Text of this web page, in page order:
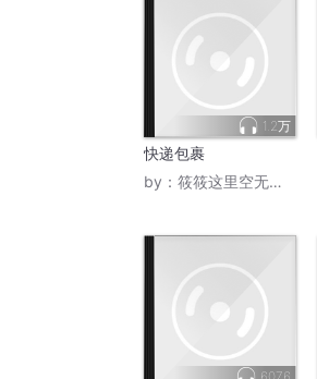
1.2万
快递包裹
by： 筱筱这里空无一人